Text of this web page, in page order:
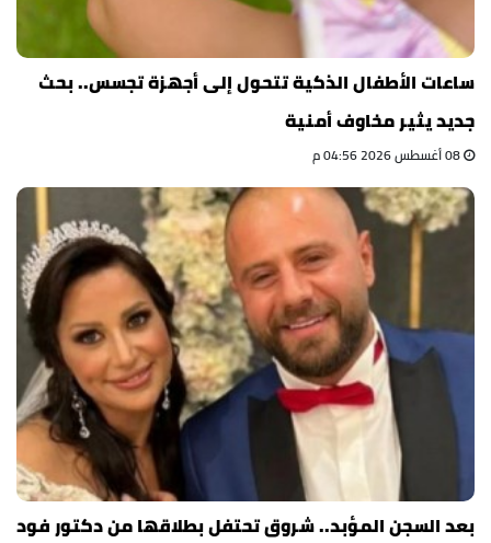
ساعات الأطفال الذكية تتحول إلى أجهزة تجسس.. بحث
جديد يثير مخاوف أمنية
بعد السجن المؤبد.. شروق تحتفل بطلاقها من دكتور فود